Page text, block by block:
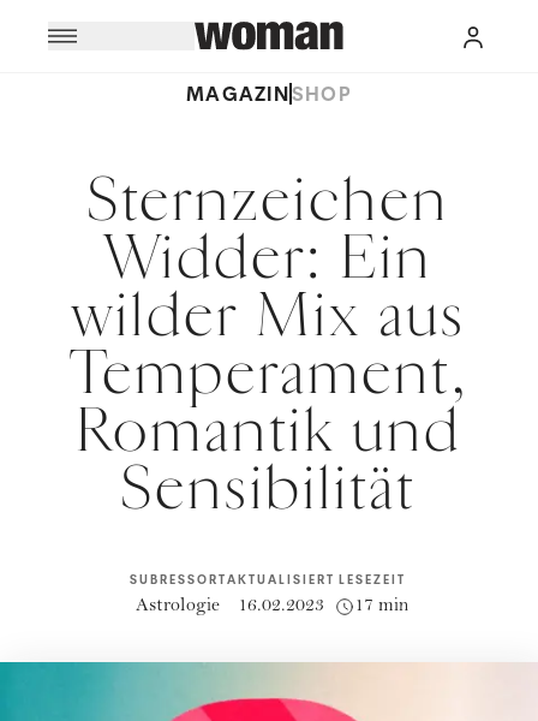
MAGAZINSHOP
Sternzeichen
Widder: Ein
wilder Mix aus
Temperament,
Romantik und
Sensibilität
SUBRESSORT
Astrologie
AKTUALISIERT
16.02.2023
LESEZEIT
17 min